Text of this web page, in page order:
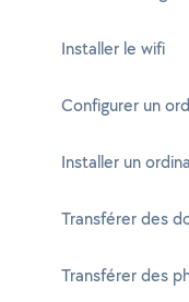
Installer le wifi
Configurer un
Installer un
Transférer des
Transférer des